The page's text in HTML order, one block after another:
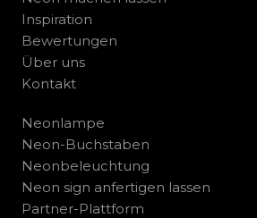
Inspiration
Bewertungen
Über uns
Kontakt
Neonlampe
Neon-Buchstaben
Neonbeleuchtung
Neon sign anfertigen lassen
Partner-Plattform